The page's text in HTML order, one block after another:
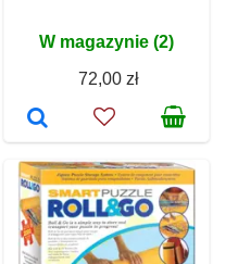
W magazynie (2)
72,00 zł